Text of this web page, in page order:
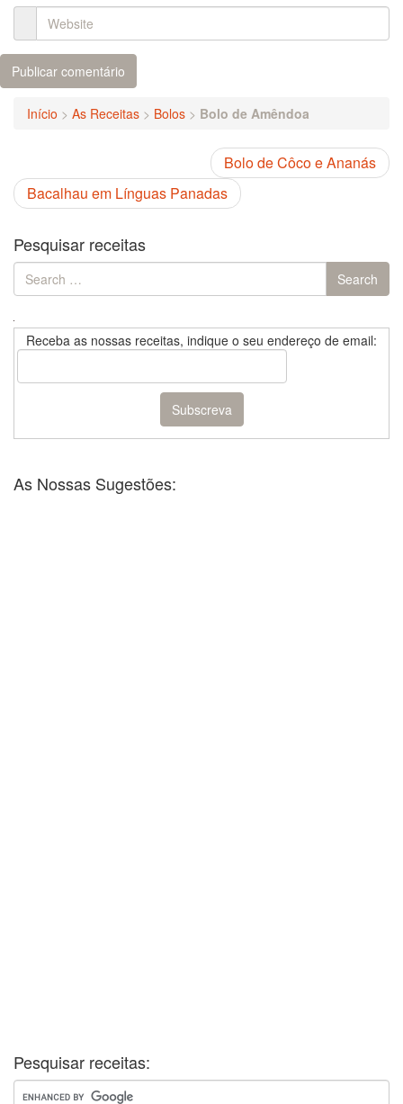
Início > As Receitas > Bolos > Bolo de Amêndoa
Bolo de Côco e Ananás
Bacalhau em Línguas Panadas
Pesquisar receitas
Search
for:
Search
Receba as nossas receitas, indique o seu endereço de email:
As Nossas Sugestões:
Pesquisar receitas: